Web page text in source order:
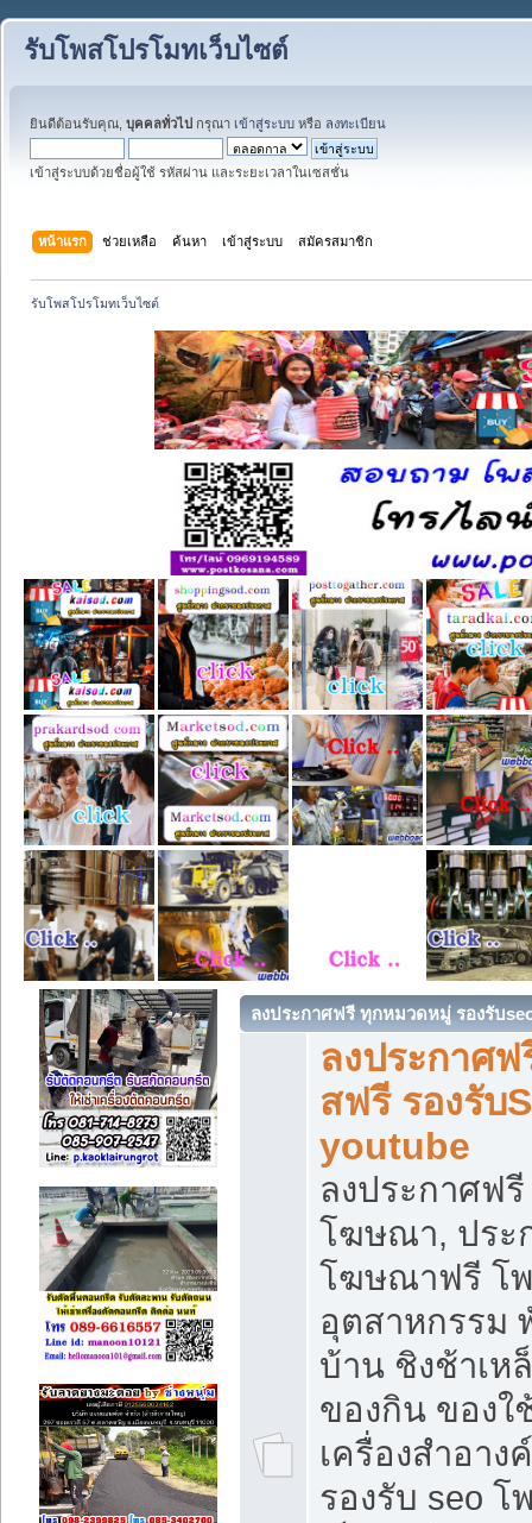
รับโพสโปรโมทเว็บไซต์
ยินดีต้อนรับคุณ, บุคคลทั่วไป กรุณา เข้าสู่ระบบ หรือ ลงทะเบียน
เข้าสู่ระบบด้วยชื่อผู้ใช้ รหัสผ่าน และระยะเวลาในเซสชั่น
หน้าแรก ช่วยเหลือ ค้นหา เข้าสู่ระบบ สมัครสมาชิก
รับโพสโปรโมทเว็บไซต์
ลงประกาศฟรี ทุกหมวดหมู่ รองรับ
ลงประกาศ
สฟรี รองรับ
youtube
ลงประกาศฟ
โฆษณา, ประ
โฆษณาฟรี โ
อุตสาหกรรม
บ้าน ชิงช้าเห
ของกิน ของใ
เครื่องสำอา
รองรับ seo โ